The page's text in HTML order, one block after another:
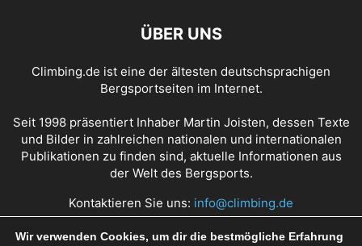
ÜBER UNS
Climbing.de ist eine der ältesten deutschsprachigen
Bergsportseiten im Internet.
Seit 1998 präsentiert Inhaber Martin Joisten, dessen Texte
und Bilder in zahlreichen nationalen und internationalen
Publikationen zu finden sind, aktuelle Informationen aus
der Welt des Bergsports.
Kontaktieren Sie uns: info@climbing.de
Wir verwenden Cookies, um dir die bestmögliche Erfahrung